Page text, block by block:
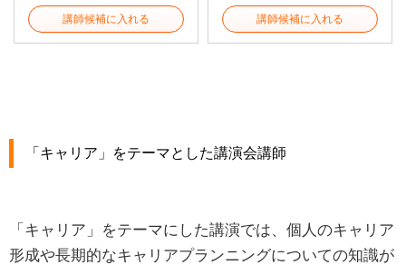
講師候補に入れる 講師候補に入れる
「キャリア」をテーマとした講演会講師
「キャリア」をテーマにした講演では、個人のキャリア
形成や長期的なキャリアプランニングについての知識が